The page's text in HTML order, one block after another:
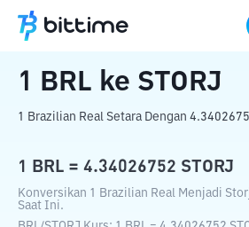
Beranda Konverter Kripto ke
1 BRL ke STORJ
1 Brazilian Real Setara Dengan
1 BRL = 4.34026752 STORJ
Konversikan 1 Brazilian Real Menjadi
Saat Ini.